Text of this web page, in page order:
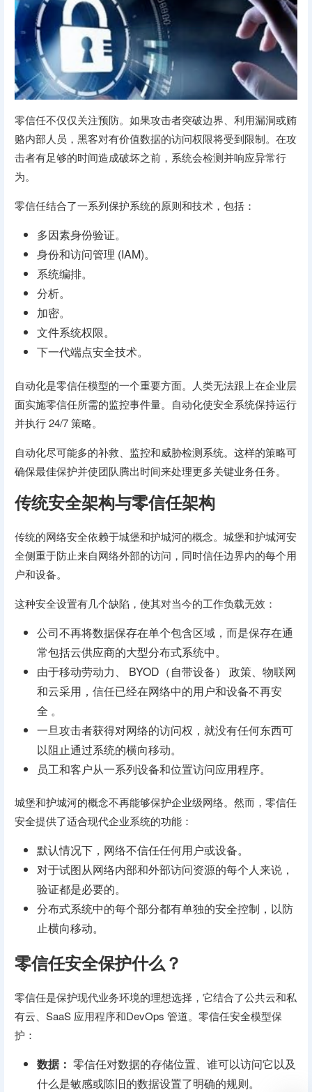
零信任不仅仅关注预防。如果攻击者突破边界、利用漏洞或贿
赂内部人员，黑客对有价值数据的访问权限将受到限制。在攻
击者有足够的时间造成破坏之前，系统会检测并响应异常行
为。
零信任结合了一系列保护系统的原则和技术，包括：
多因素身份验证。
身份和访问管理 (IAM)。
系统编排。
分析。
加密。
文件系统权限。
下一代端点安全技术。
自动化是零信任模型的一个重要方面。人类无法跟上在企业层
面实施零信任所需的监控事件量。自动化使安全系统保持运行
并执行 24/7 策略。
自动化尽可能多的补救、监控和威胁检测系统。这样的策略可
确保最佳保护并使团队腾出时间来处理更多关键业务任务。
传统安全架构与零信任架构
传统的网络安全依赖于城堡和护城河的概念。城堡和护城河安
全侧重于防止来自网络外部的访问，同时信任边界内的每个用
户和设备。
这种安全设置有几个缺陷，使其对当今的工作负载无效：
公司不再将数据保存在单个包含区域，而是保存在通
常包括云供应商的大型分布式系统中。
由于移动劳动力、 BYOD（自带设备） 政策、物联网
和云采用，信任已经在网络中的用户和设备不再安
全 。
一旦攻击者获得对网络的访问权，就没有任何东西可
以阻止通过系统的横向移动。
员工和客户从一系列设备和位置访问应用程序。
城堡和护城河的概念不再能够保护企业级网络。然而，零信任
安全提供了适合现代企业系统的功能：
默认情况下，网络不信任任何用户或设备。
对于试图从网络内部和外部访问资源的每个人来说，
验证都是必要的。
分布式系统中的每个部分都有单独的安全控制，以防
止横向移动。
零信任安全保护什么？
零信任是保护现代业务环境的理想选择，它结合了公共云和私
有云、SaaS 应用程序和DevOps 管道。零信任安全模型保
护：
数据： 零信任对数据的存储位置、谁可以访问它以及
什么是敏感或陈旧的数据设置了明确的规则。